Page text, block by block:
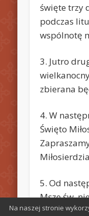
święte trzy
podczas
wspólnotę
3. Jutro
zbierana
4. W
Święto
5. Od
Msze św.
(do
Na naszej stronie